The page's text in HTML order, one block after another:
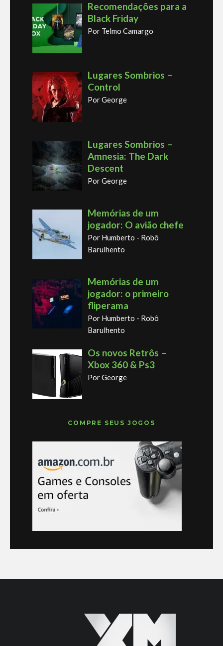
Recomendações para a
Black Friday
Por Telmo Camargo
Lugares Sombrios –
Control
Por George
Lugares Sombrios –
Amnesia: The Dark
Descent
Por George
Memórias de um
jogador: O avião chefe
Por Humberto - Robô
Barulhento
Memórias de um
jogador: o primeiro
fliperama
Por Humberto - Robô
Barulhento
Os novos Retrôs –
Xbox 360 & Ps3
Por George
COMPRE SEUS JOGOS